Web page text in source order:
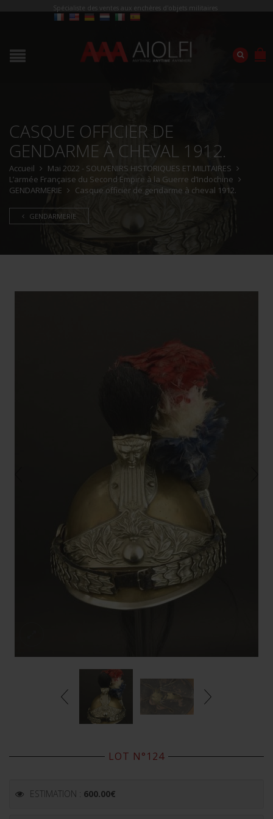
Spécialiste des ventes aux enchères d'objets militaires
CASQUE OFFICIER DE
GENDARME À CHEVAL 1912.
Accueil
Mai 2022 - SOUVENIRS HISTORIQUES ET MILITAIRES
L’armée Française du Second Empire à la Guerre d’Indochine
GENDARMERIE
Casque officier de gendarme à cheval 1912.
GENDARMERIE
LOT N°124
ESTIMATION : 600.00€